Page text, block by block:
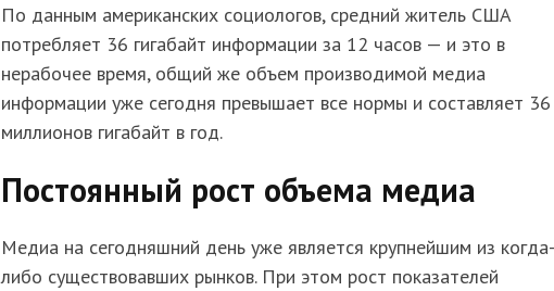
По данным американских социологов, средний житель США
потребляет 36 гигабайт информации за 12 часов — и это в
нерабочее время, общий же объем производимой медиа
информации уже сегодня превышает все нормы и составляет 36
миллионов гигабайт в год.
Постоянный рост объема медиа
Медиа на сегодняшний день уже является крупнейшим из когда-
либо существовавших рынков. При этом рост показателей